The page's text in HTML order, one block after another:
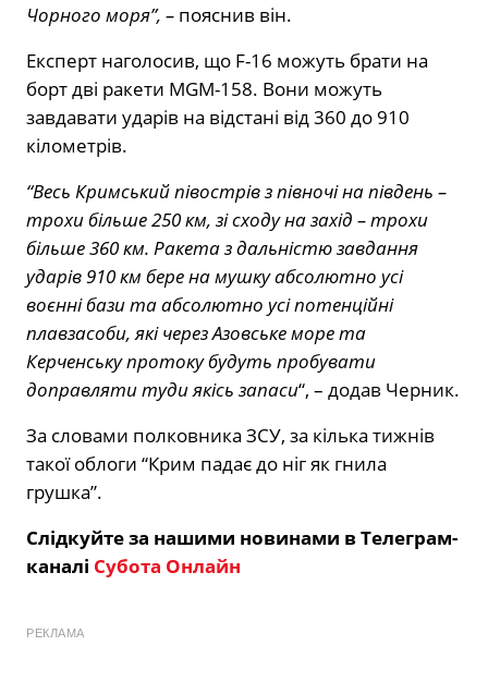
Чорного моря”, – пояснив він.
Експерт наголосив, що F-16 можуть брати на
борт дві ракети MGM-158. Вони можуть
завдавати ударів на відстані від 360 до 910
кілометрів.
“Весь Кримський півострів з півночі на південь –
трохи більше 250 км, зі сходу на захід – трохи
більше 360 км. Ракета з дальністю завдання
ударів 910 км бере на мушку абсолютно усі
воєнні бази та абсолютно усі потенційні
плавзасоби, які через Азовське море та
Керченську протоку будуть пробувати
доправляти туди якісь запаси“, – додав Черник.
За словами полковника ЗСУ, за кілька тижнів
такої облоги “Крим падає до ніг як гнила
грушка”.
Слідкуйте за нашими новинами в Телеграм-
каналі Субота Онлайн
РЕКЛАМА